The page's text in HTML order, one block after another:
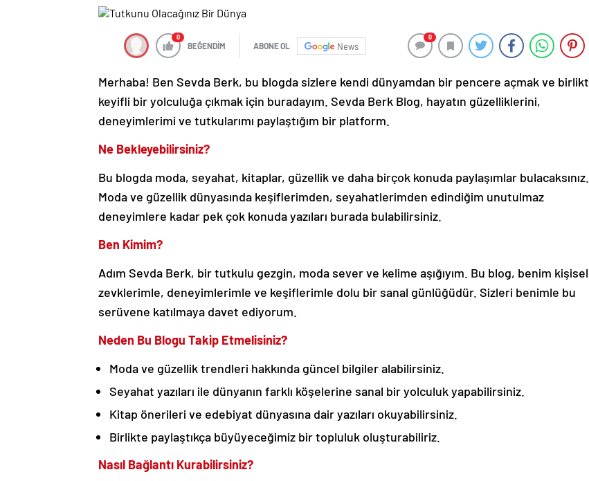
0
BEĞENDİM ABONE OL News
0
Merhaba! Ben Sevda Berk, bu blogda sizlere kendi dünyamdan bir pencere açmak ve
keyifli bir yolculuğa çıkmak için buradayım. Sevda Berk Blog, hayatın güzelliklerini,
deneyimlerimi ve tutkularımı paylaştığım bir platform.
Ne Bekleyebilirsiniz?
Bu blogda moda, seyahat, kitaplar, güzellik ve daha birçok konuda paylaşımlar bulacaksınız.
Moda ve güzellik dünyasında keşiflerimden, seyahatlerimden edindiğim unutulmaz
deneyimlere kadar pek çok konuda yazıları burada bulabilirsiniz.
Ben Kimim?
Adım Sevda Berk, bir tutkulu gezgin, moda sever ve kelime aşığıyım. Bu blog, benim kişisel
zevklerimle, deneyimlerimle ve keşiflerimle dolu bir sanal günlüğüdür. Sizleri benimle bu
serüvene katılmaya davet ediyorum.
Neden Bu Blogu Takip Etmelisiniz?
Moda ve güzellik trendleri hakkında güncel bilgiler alabilirsiniz.
Seyahat yazıları ile dünyanın farklı köşelerine sanal bir yolculuk yapabilirsiniz.
Kitap önerileri ve edebiyat dünyasına dair yazıları okuyabilirsiniz.
Birlikte paylaştıkça büyüyeceğimiz bir topluluk oluşturabiliriz.
Nasıl Bağlantı Kurabilirsiniz?